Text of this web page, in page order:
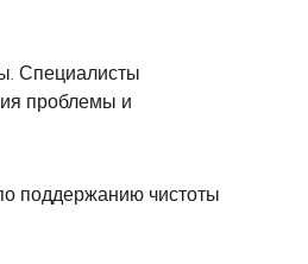
Специалисты
проблемы и
поддержанию чистоты